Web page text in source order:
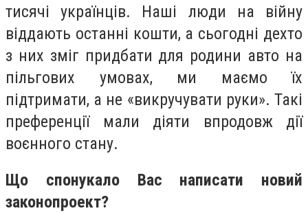
тисячі українців. Наші люди на війну
віддають останні кошти, а сьогодні дехто
з них зміг придбати для родини авто на
пільгових умовах, ми маємо їх
підтримати, а не «викручувати руки». Такі
преференції мали діяти впродовж дії
воєнного стану.
Що спонукало Вас написати новий
законопроект?